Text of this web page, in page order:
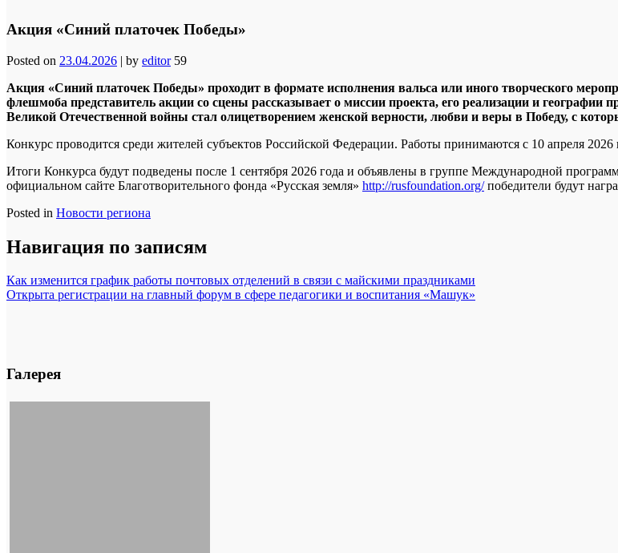
Акция «Синий платочек Победы»
Posted on 23.04.2026 | by editor 59
Акция «Синий платочек Победы» проходит в формате исполнения вальса или иного творческого
флешмоба представитель акции со сцены рассказывает о миссии проекта, его реализации и
Великой Отечественной войны стал олицетворением женской верности, любви и веры в Победу, с
Конкурс проводится среди жителей субъектов Российской Федерации. Работы принимаются с 10 апреля 2026
Итоги Конкурса будут подведены после 1 сентября 2026 года и объявлены в группе Международной
официальном сайте Благотворительного фонда «Русская земля» http://rusfoundation.org/победители будут
Posted in Новости региона
Навигация по записям
Как изменится график работы почтовых отделений в связи с майскими праздниками
Открыта регистрации на главный форум в сфере педагогики и воспитания «Машук»
Галерея